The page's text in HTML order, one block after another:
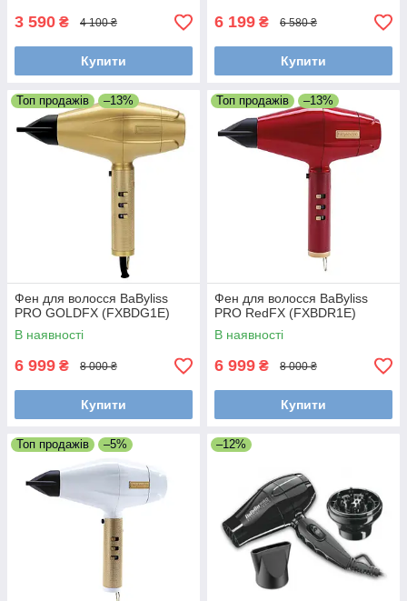
3 590 ₴ 4 100 ₴
Купити
6 199 ₴ 6 580 ₴
Купити
Топ продажів –13%
Фен для волосся BaByliss
PRO GOLDFX (FXBDG1E)
В наявності
6 999 ₴ 8 000 ₴
Купити
Топ продажів –13%
Фен для волосся BaByliss
PRO RedFX (FXBDR1E)
В наявності
6 999 ₴ 8 000 ₴
Купити
Топ продажів –5% –12%